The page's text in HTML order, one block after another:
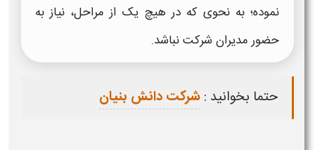
نموده؛ به نحوی که در هیچ یک از مراحل، نیاز به
حضور مدیران شرکت نباشد.
حتما بخوانید :شرکت دانش بنیان